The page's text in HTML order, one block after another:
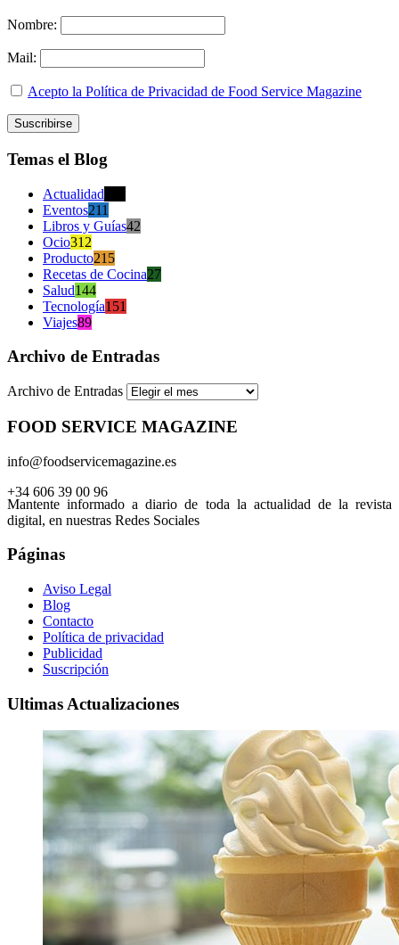
Nombre:
Mail:
Acepto la Política de Privacidad de Food Service Magazine
Temas el Blog
Actualidad
Eventos211
Libros y Guías42
Ocio312
Producto215
Recetas de Cocina27
Salud144
Tecnología151
Viajes89
Archivo de Entradas
Archivo de Entradas
FOOD SERVICE MAGAZINE
info@foodservicemagazine.es
+34 606 39 00 96
Mantente informado a diario de toda la actualidad de la revista
digital, en nuestras Redes Sociales
Páginas
Aviso Legal
Blog
Contacto
Política de privacidad
Publicidad
Suscripción
Ultimas Actualizaciones